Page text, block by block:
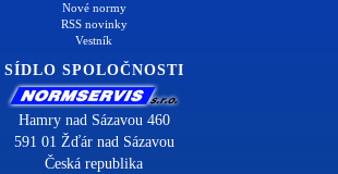
Nové normy
RSS novinky
Vestník
SÍDLO SPOLOČNOSTI
Hamry nad Sázavou 460
591 01 Žďár nad Sázavou
Česká republika